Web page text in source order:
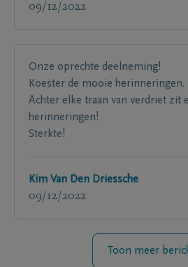
09/12/2022
Onze oprechte deelneming!
Koester de mooie herinneringen.
Achter elke traan van verdriet zit
herinneringen!
Sterkte!
Kim Van Den Driessche
09/12/2022
Toon meer